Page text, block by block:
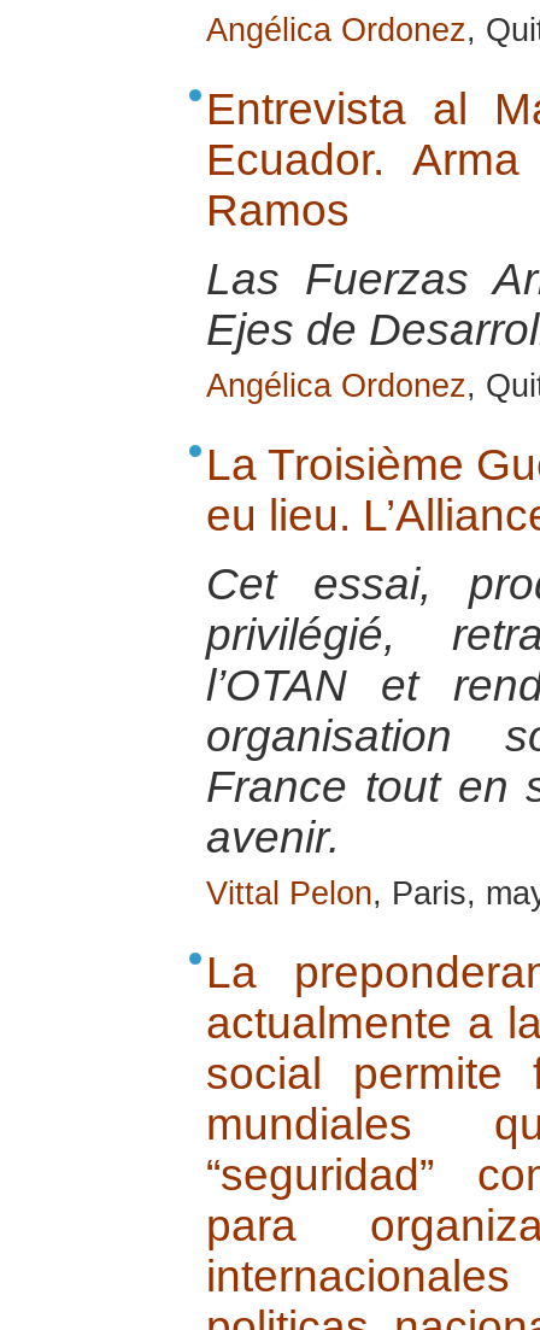
Angélica Ordonez,
Entrevista al
Ecuador.
Ramos
Las Fuerzas
Ejes de
Angélica Ordonez,
La Troisième
eu lieu.
Cet essai,
privilégié,
l’OTAN et
organisation
France tout en
avenir.
Vittal Pelon, Paris,
La
actualmente a
social permite
mundiales
“seguridad”
para